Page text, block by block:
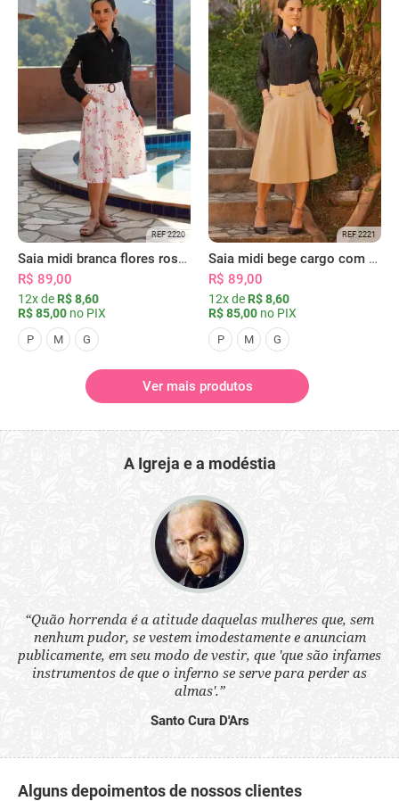
REF 2220
Saia midi branca flores rosas com bolsos
R$ 89,00
12x de R$ 8,60
R$ 85,00 no PIX
P M G
REF 2221
Saia midi bege cargo com bolsos
R$ 89,00
12x de R$ 8,60
R$ 85,00 no PIX
P M G
Ver mais produtos
A Igreja e a modéstia
“Quão horrenda é a atitude daquelas mulheres que, sem
nenhum pudor, se vestem imodestamente e anunciam
publicamente, em seu modo de vestir, que 'que são infames
instrumentos de que o inferno se serve para perder as
almas'.”
Santo Cura D'Ars
Alguns depoimentos de nossos clientes